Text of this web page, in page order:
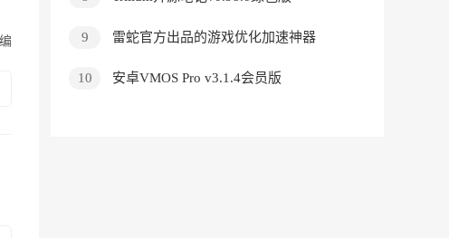
9 雷蛇官方出品的游戏优化加速神器
10 安卓VMOS Pro v3.1.4会员版